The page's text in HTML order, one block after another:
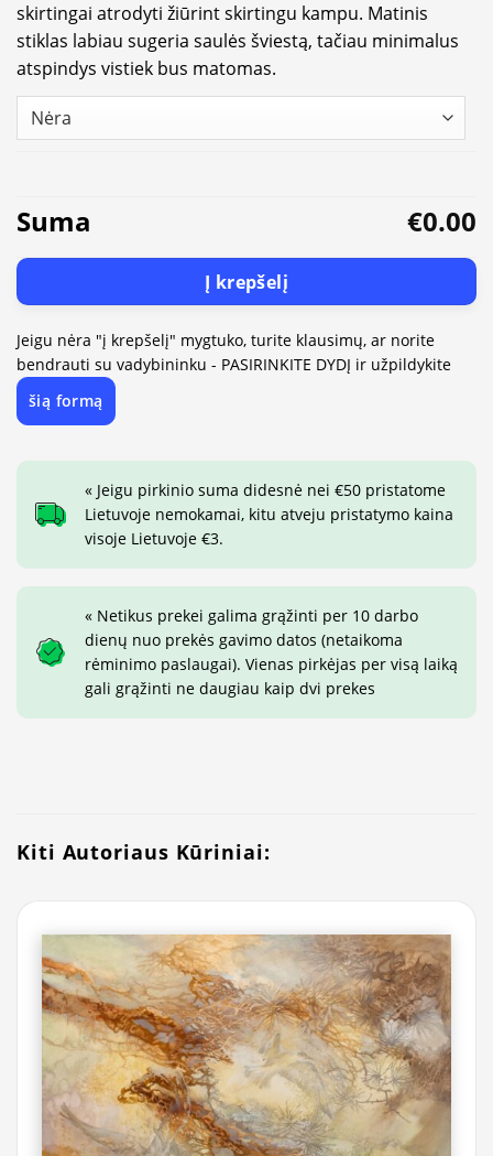
skirtingai atrodyti žiūrint skirtingu kampu. Matinis
stiklas labiau sugeria saulės šviestą, tačiau minimalus
atspindys vistiek bus matomas.
Suma €0.00
Į krepšelį
Jeigu nėra "į krepšelį" mygtuko, turite klausimų, ar norite
bendrauti su vadybininku - PASIRINKITE DYDĮ ir užpildykite
šią formą
« Jeigu pirkinio suma didesnė nei €50 pristatome
Lietuvoje nemokamai, kitu atveju pristatymo kaina
visoje Lietuvoje €3.
« Netikus prekei galima grąžinti per 10 darbo
dienų nuo prekės gavimo datos (netaikoma
rėminimo paslaugai). Vienas pirkėjas per visą laiką
gali grąžinti ne daugiau kaip dvi prekes
Kiti Autoriaus Kūriniai: